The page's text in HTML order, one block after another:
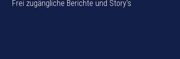
Frei zugängliche Berichte und Story's